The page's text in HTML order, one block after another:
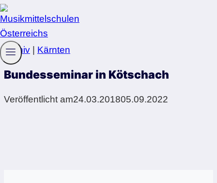
Zum
Inhalt
springen
Archiv
Kärnten
Bundesseminar in Kötschach
Veröffentlicht am24.03.201805.09.2022